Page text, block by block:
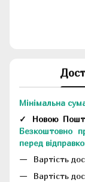
Мінімальна
✓ Новою
Безкоштовно
перед
Вартість
Вартість